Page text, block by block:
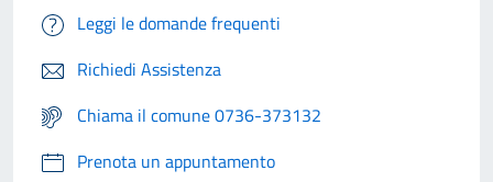
Leggi le domande frequenti
Richiedi Assistenza
Chiama il comune 0736-373132
Prenota un appuntamento